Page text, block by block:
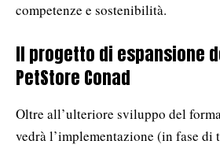
competenze e sostenibilità.
Il progetto di espansione
PetStore Conad
Oltre all’ulteriore sviluppo del
vedrà l’implementazione (in fase di